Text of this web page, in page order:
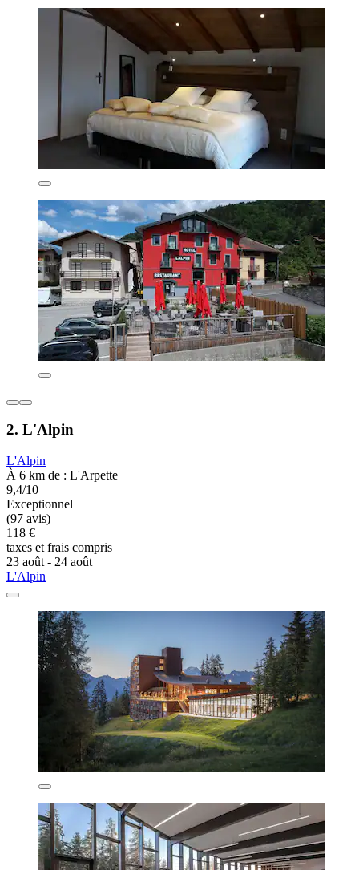
2. L'Alpin
L'Alpin
À 6 km de : L'Arpette
9,4/10
Exceptionnel
(97 avis)
118 €
taxes et frais compris
23 août - 24 août
L'Alpin